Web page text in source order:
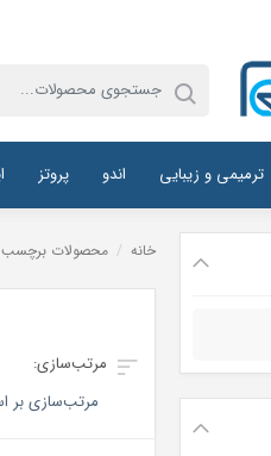
ترمیمی و زیبایی اندو پروتز
خانه / محصولات برچسب
مرتب‌سازی بر